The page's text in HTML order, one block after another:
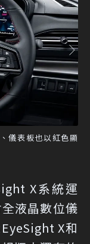
儀表板也以紅色顯
X系統運
液晶數位儀
X和